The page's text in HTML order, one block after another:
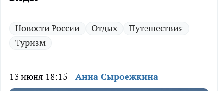
Новости России Отдых
Путешествия
Туризм
13 июня 18:15 Анна Сыроежкина